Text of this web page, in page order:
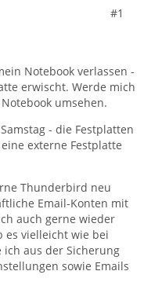
#1
Notebook verlassen -
erwischt. Werde mich
umsehen.
- die Festplatten
externe Festplatte
Thunderbird neu
Email-Konten mit
auch gerne wieder
es vielleicht wie bei
aus der Sicherung
sowie Emails